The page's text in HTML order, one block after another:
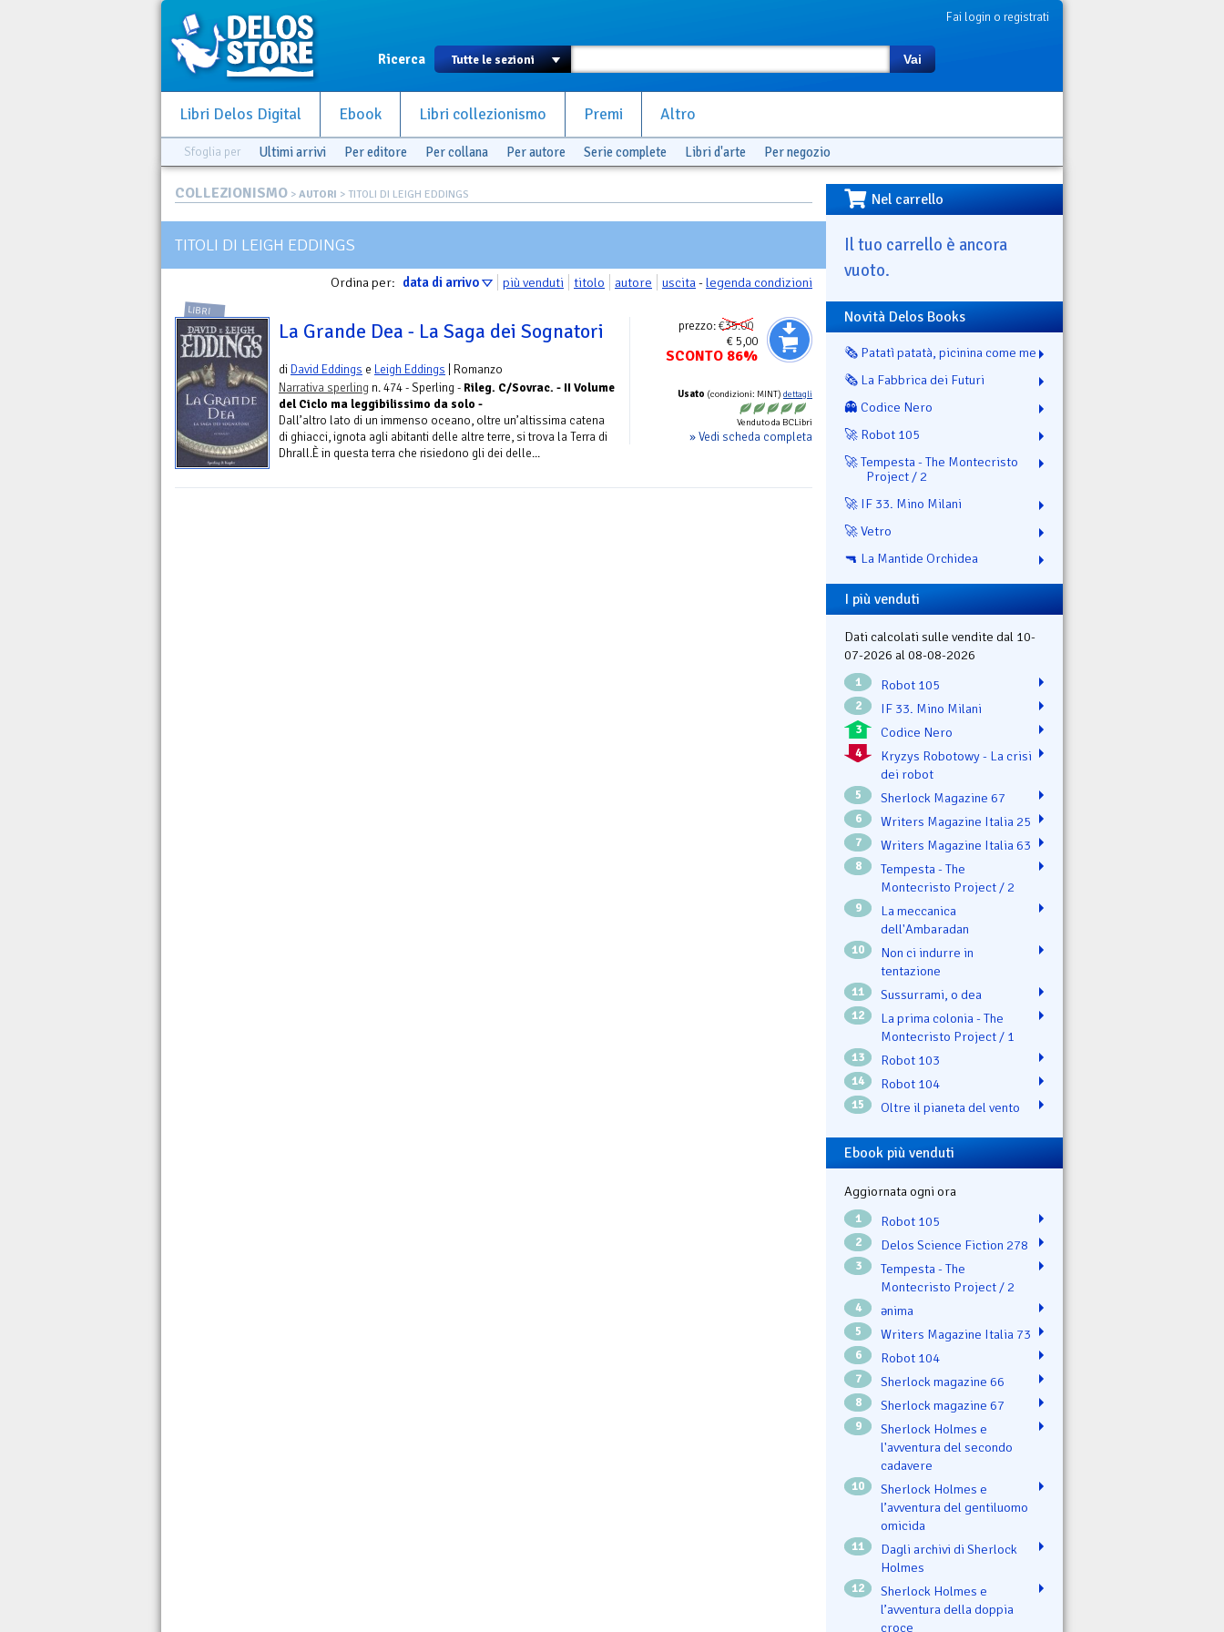
Fai login o registrati
Ricerca Vai
Libri Delos Digital Ebook Libri collezionismo Premi Altro
Sfoglia per Ultimi arrivi Per editore Per collana Per autore Serie complete Libri d'arte Per negozio
COLLEZIONISMO > AUTORI > TITOLI DI LEIGH EDDINGS
TITOLI DI LEIGH EDDINGS
Ordina per: data di arrivo più venduti titolo autore uscita-legenda condizioni
prezzo:€35.00
€ 5,00
SCONTO 86%
Usato (condizioni: MINT) dettagli
Venduto da BCLibri
» Vedi scheda completa
LIBRI
La Grande Dea - La Saga dei Sognatori
di David Eddings e Leigh Eddings | Romanzo
Narrativa sperling n. 474 - Sperling - Rileg. C/Sovrac. - II Volume
del Ciclo ma leggibilissimo da solo -
Dall’altro lato di un immenso oceano, oltre un’altissima catena
di ghiacci, ignota agli abitanti delle altre terre, si trova la Terra di
Dhrall.È in questa terra che risiedono gli dei delle...
Nel carrello
Il tuo carrello è ancora
vuoto.
Novità Delos Books
🗞️ Patatì patatà, picinina come me
🗞️ La Fabbrica dei Futuri
👻 Codice Nero
🚀 Robot 105
🚀 Tempesta - The Montecristo
Project / 2
🚀 IF 33. Mino Milani
🚀 Vetro
🔫 La Mantide Orchidea
I più venduti
Dati calcolati sulle vendite dal 10-
07-2026 al 08-08-2026
1 Robot 105
2 IF 33. Mino Milani
3 Codice Nero
4
Kryzys Robotowy - La crisi
dei robot
5 Sherlock Magazine 67
6 Writers Magazine Italia 25
7 Writers Magazine Italia 63
8
Tempesta - The
Montecristo Project / 2
9
La meccanica
dell'Ambaradan
10
Non ci indurre in
tentazione
11 Sussurrami, o dea
12
La prima colonia - The
Montecristo Project / 1
13 Robot 103
14 Robot 104
15 Oltre il pianeta del vento
Ebook più venduti
Aggiornata ogni ora
1 Robot 105
2 Delos Science Fiction 278
3
Tempesta - The
Montecristo Project / 2
4 ənima
5 Writers Magazine Italia 73
6 Robot 104
7 Sherlock magazine 66
8 Sherlock magazine 67
9
Sherlock Holmes e
l'avventura del secondo
cadavere
10
Sherlock Holmes e
l’avventura del gentiluomo
omicida
11
Dagli archivi di Sherlock
Holmes
12
Sherlock Holmes e
l’avventura della doppia
croce